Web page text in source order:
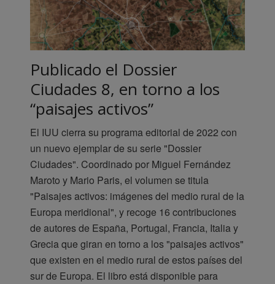
Publicado el Dossier
Ciudades 8, en torno a los
“paisajes activos”
El IUU cierra su programa editorial de 2022 con
un nuevo ejemplar de su serie "Dossier
Ciudades". Coordinado por Miguel Fernández
Maroto y Mario Paris, el volumen se titula
"Paisajes activos: imágenes del medio rural de la
Europa meridional", y recoge 16 contribuciones
de autores de España, Portugal, Francia, Italia y
Grecia que giran en torno a los "paisajes activos"
que existen en el medio rural de estos países del
sur de Europa. El libro está disponible para